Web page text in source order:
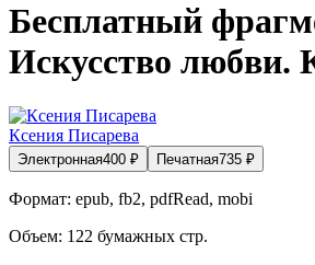
Бесплатный
Искусство любви.
Ксения Писарева
Электронная400 ₽ Печатная735 ₽
Формат: epub, fb2, pdfRead, mobi
Объем: 122 бумажных стр.